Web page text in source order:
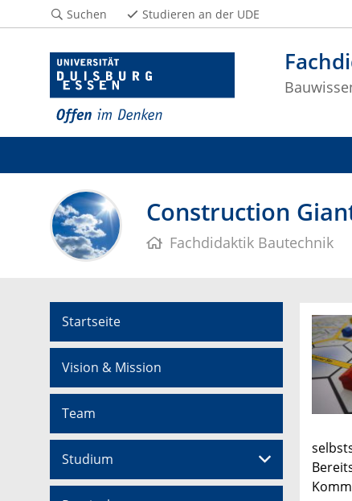
Suchen Studieren an der UDE
Construction
Fachdidaktik Bautechnik
Startseite
Vision & Mission
Team
Studium